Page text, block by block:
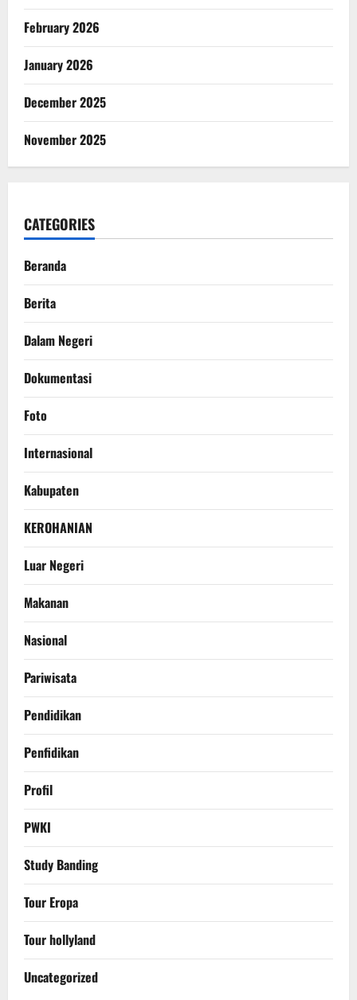
February 2026
January 2026
December 2025
November 2025
CATEGORIES
Beranda
Berita
Dalam Negeri
Dokumentasi
Foto
Internasional
Kabupaten
KEROHANIAN
Luar Negeri
Makanan
Nasional
Pariwisata
Pendidikan
Penfidikan
Profil
PWKI
Study Banding
Tour Eropa
Tour hollyland
Uncategorized